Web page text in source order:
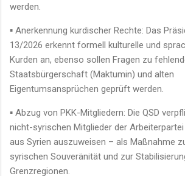
werden.
▪ Anerkennung kurdischer Rechte: Das
13/2026 erkennt formell kulturelle und
Kurden an, ebenso sollen Fragen zu
Staatsbürgerschaft (Maktumin) und alten
Eigentumsansprüchen geprüft werden.
▪ Abzug von PKK-Mitgliedern: Die QSD
nicht-syrischen Mitglieder der
aus Syrien auszuweisen – als Maßnahme
syrischen Souveränität und zur
Grenzregionen.